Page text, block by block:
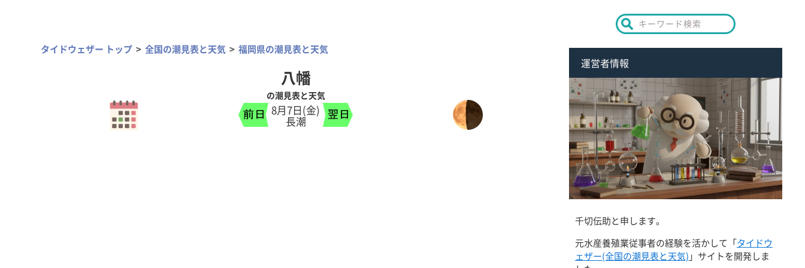
タイドウェザー トップ 全国の潮見表と天気 福岡県の潮見表と天気
八幡
の潮見表と天気
8月7日(金)
長潮
運営者情報
千切伝助と申します。
元水産養殖業従事者の経験を活かして「タイドウ
ェザー(全国の潮見表と天気)」サイトを開発しま